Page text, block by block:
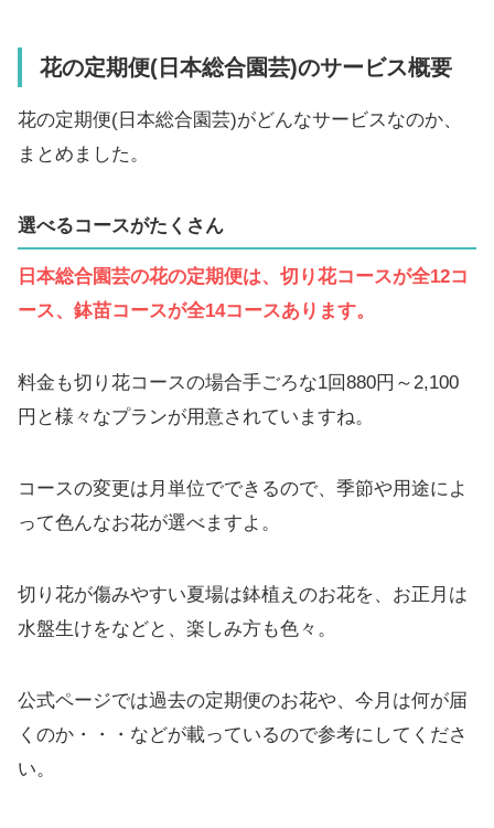
花の定期便(日本総合園芸)のサービス概要
花の定期便(日本総合園芸)がどんなサービスなのか、
まとめました。
選べるコースがたくさん
日本総合園芸の花の定期便は、切り花コースが全12コ
ース、鉢苗コースが全14コースあります。
料金も切り花コースの場合手ごろな1回880円～2,100
円と様々なプランが用意されていますね。
コースの変更は月単位でできるので、季節や用途によ
って色んなお花が選べますよ。
切り花が傷みやすい夏場は鉢植えのお花を、お正月は
水盤生けをなどと、楽しみ方も色々。
公式ページでは過去の定期便のお花や、今月は何が届
くのか・・・などが載っているので参考にしてくださ
い。